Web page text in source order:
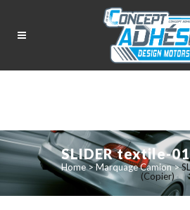
SLIDER textile-
Home>Marquage Camion>
(Copier)